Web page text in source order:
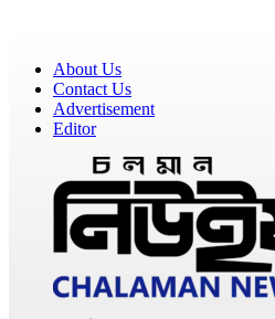
About Us
Contact Us
Advertisement
Editor